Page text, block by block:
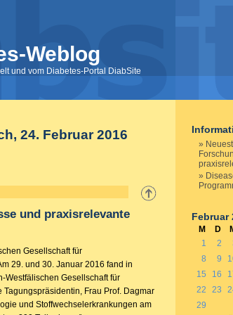
Weblog
und vom Diabetes-Portal DiabSite
24. Februar 2016
und praxisrelevante
Gesellschaft für
29. und 30. Januar 2016 fand in
Westfälischen Gesellschaft für
Frau Prof. Dagmar
und Stoffwechselerkrankungen am
Februar
M D
1
2
8
9
15
16
22
23
29